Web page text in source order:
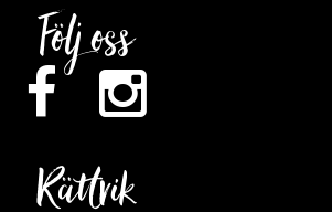
Följ oss
Rättvik